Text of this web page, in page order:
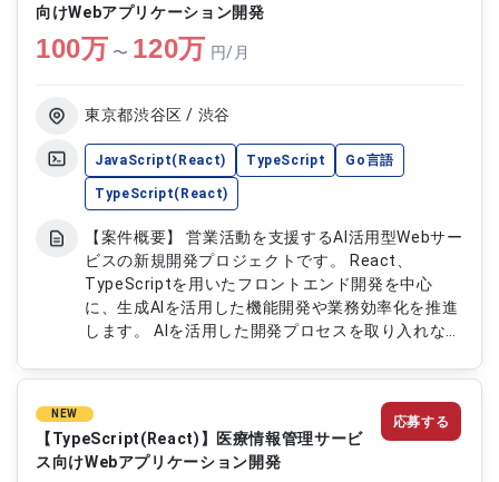
向けWebアプリケーション開発
100万 〜 120万 円/月
東京都渋谷区 / 渋谷
JavaScript(React) TypeScript Go言語
TypeScript(React)
【案件概要】 営業活動を支援するAI活用型Webサー
ビスの新規開発プロジェクトです。 React、
TypeScriptを用いたフロントエンド開発を中心
に、生成AIを活用した機能開発や業務効率化を推進
します。 AIを活用した開発プロセスを取り入れなが
ていただきます。 サービスの成長を支えるプロダ
クト開発を担当していただくポジションです。
【作業内容】 ・React、TypeScriptを用いたWeb
アプリケーションの設計、開発、テスト、運用 ・
新機能の開発および既存機能の改善対応 ・生成AIを
NEW
【TypeScript(React)】医療情報管理サービ
ス向けWebアプリケーション開発
応募する